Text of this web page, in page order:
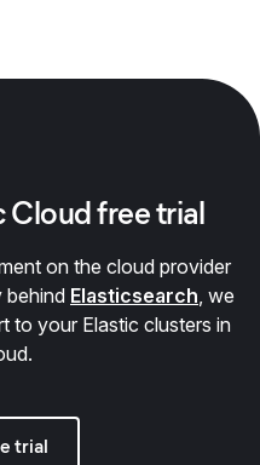
Cloud free trial
on the cloud provider
behind Elasticsearch, we
to your Elastic clusters in
trial